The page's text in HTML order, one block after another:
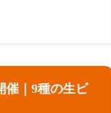
催｜9種の生ビ